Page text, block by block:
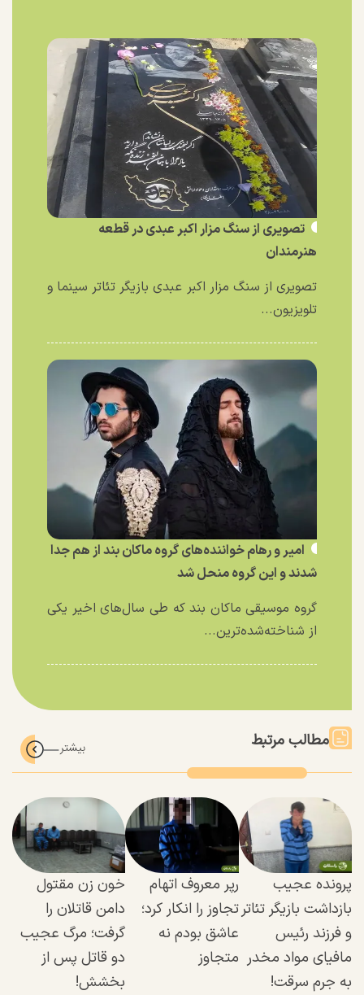
تصویری از سنگ مزار اکبر عبدی در قطعه
هنرمندان
تصویری از سنگ مزار اکبر عبدی بازیگر تئاتر سینما و
تلویزیون...
امیر و رهام خواننده‌های گروه ماکان بند از هم جدا
شدند و این گروه منحل شد
گروه موسیقی ماکان بند که طی سال‌های اخیر یکی
از شناخته‌شده‌ترین...
مطالب مرتبط
پرونده عجیب
بازداشت بازیگر تئاتر
و فرزند رئیس
مافیای مواد مخدر
به جرم سرقت!
رپر معروف اتهام
تجاوز را انکار کرد؛
عاشق بودم نه
متجاوز
خون زن مقتول
دامن قاتلان را
گرفت؛ مرگ عجیب
دو قاتل پس از
بخشش!